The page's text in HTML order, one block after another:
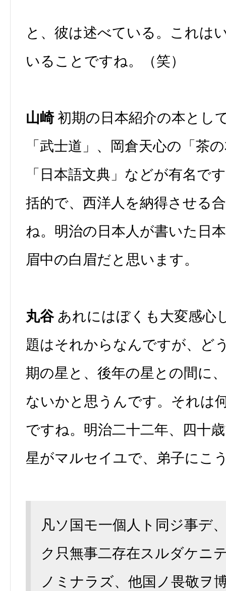
と、彼は述べている。これは
いることですね。（笑）
山崎初期の日本紹介の本とし
「武士道」、岡倉天心の「茶
「日本語文典」などが有名で
括的で、西洋人を納得させる
ね。明治の日本人が書いた日
眉中の白眉だと思います。
丸谷あれにはぼくも大変感心
題はそれからなんですが、ど
期の星と、後年の星との間に
ないかと思うんです。それは
ですね。明治二十二年、四十
星がマルセイユで、弟子にこ
凡ソ国モ一個人ト同ジ事デ
ク只無事二存在スルダケニ
ノミナラズ、他国ノ畏敬ヲ